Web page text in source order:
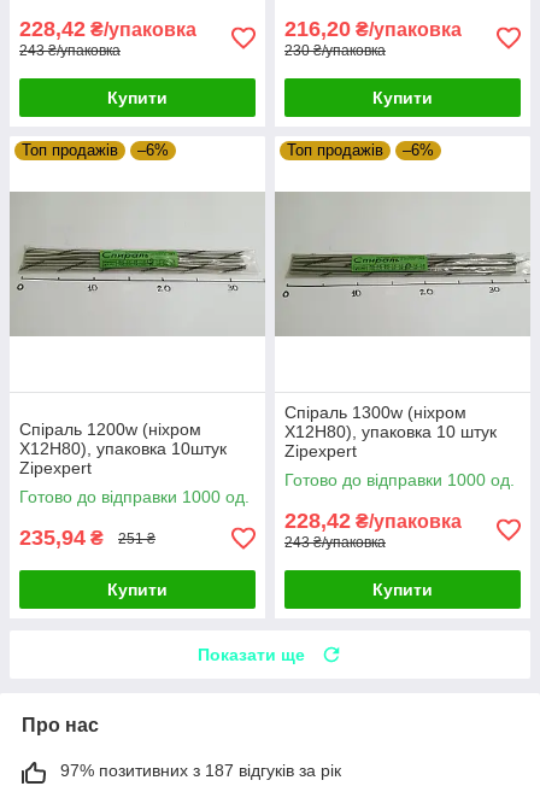
228,42 ₴/упаковка
243 ₴/упаковка
Купити
216,20 ₴/упаковка
230 ₴/упаковка
Купити
Топ продажів –6%
Спіраль 1200w (ніхром
Х12Н80), упаковка 10штук
Zipexpert
Готово до відправки 1000 од.
235,94 ₴ 251 ₴
Купити
Топ продажів –6%
Спіраль 1300w (ніхром
Х12Н80), упаковка 10 штук
Zipexpert
Готово до відправки 1000 од.
228,42 ₴/упаковка
243 ₴/упаковка
Купити
Показати ще
Про нас
97% позитивних з 187 відгуків за рік